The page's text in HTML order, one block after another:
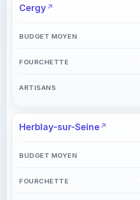
Cergy
Herblay-sur-Seine